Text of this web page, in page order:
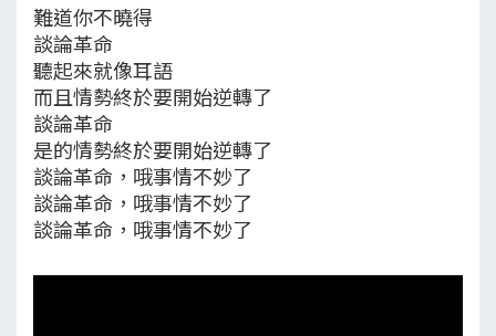
難道你不曉得
談論革命
聽起來就像耳語
而且情勢終於要開始逆轉了
談論革命
是的情勢終於要開始逆轉了
談論革命，哦事情不妙了
談論革命，哦事情不妙了
談論革命，哦事情不妙了